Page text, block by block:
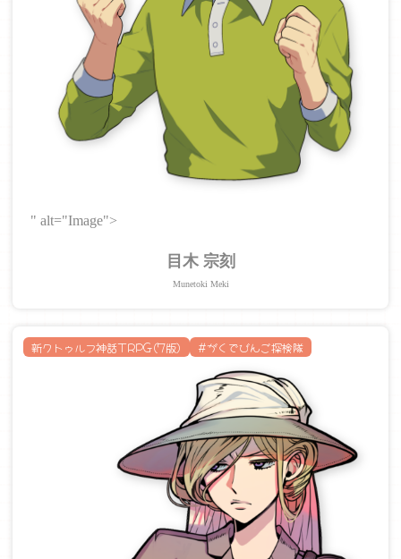
" alt="Image">
目木 宗刻
Munetoki Meki
新クトゥルフ神話TRPG(7版) #がくでびんご探検隊